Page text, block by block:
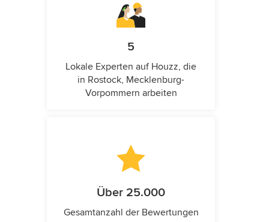
5
Lokale Experten auf Houzz, die
in Rostock, Mecklenburg-
Vorpommern arbeiten
Über 25.000
Gesamtanzahl der Bewertungen